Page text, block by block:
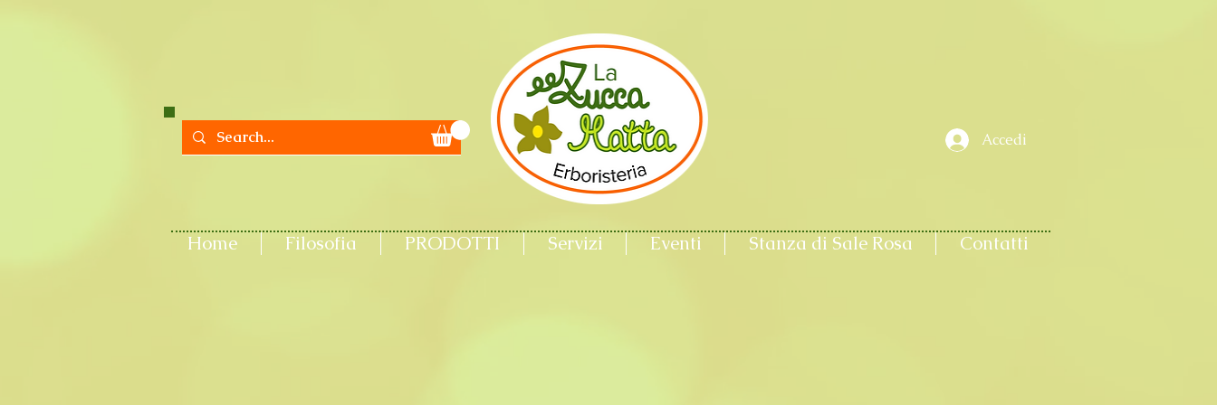
Accedi
Home Filosofia PRODOTTI Servizi Eventi Stanza di Sale Rosa Contatti